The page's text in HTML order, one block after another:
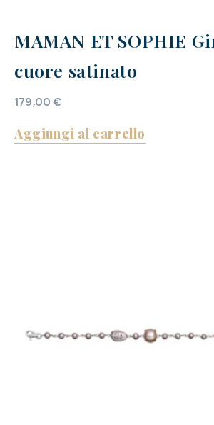
MAMAN ET SOPHIE
cuore satinato
179,00€
Aggiungi al carrello